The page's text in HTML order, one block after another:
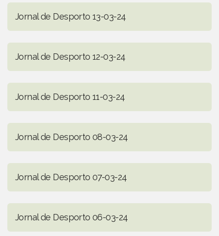
Jornal de Desporto 13-03-24
Jornal de Desporto 12-03-24
Jornal de Desporto 11-03-24
Jornal de Desporto 08-03-24
Jornal de Desporto 07-03-24
Jornal de Desporto 06-03-24